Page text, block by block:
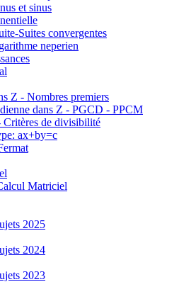
et sinus
Suites convergentes
neperien
Z - Nombres premiers
dans Z - PGCD - PPCM
Critères de divisibilité
ax+by=c
Matriciel
2025
2024
2023